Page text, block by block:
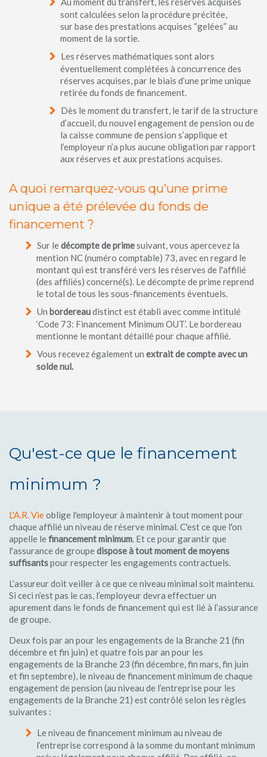
sont calculées selon la procédure précitée,
sur base des prestations acquises “gelées” au
moment de la sortie.
Les réserves mathématiques sont alors
éventuellement complétées à concurrence des
réserves acquises, par le biais d’une prime unique
retirée du fonds de financement.
Dès le moment du transfert, le tarif de la structure
d’accueil, du nouvel engagement de pension ou de
la caisse commune de pension s’applique et
l’employeur n’a plus aucune obligation par rapport
aux réserves et aux prestations acquises.
A quoi remarquez-vous qu’une prime
unique a été prélevée du fonds de
financement ?
Sur ledécompte de primesuivant, vous apercevez la
mention NC (numéro comptable) 73, avec en regard le
montant qui est transféré vers les réserves de l'affilié
(des affiliés) concerné(s). Le décompte de prime reprend
le total de tous les sous-financements éventuels.
Un bordereaudistinct est établi avec comme intitulé
‘Code 73: Financement Minimum OUT’. Le bordereau
mentionne le montant détaillé pour chaque affilié.
Vous recevez également un extrait de compte avec un
solde nul.
Qu'est-ce que le financement
minimum ?
L'A.R. Vieoblige l'employeur à maintenir à tout moment pour
chaque affilié un niveau de réserve minimal. C'est ce que l'on
appelle lefinancement minimum. Et ce pour garantir que
l'assurance de groupedispose à tout moment de moyens
suffisantspour respecter les engagements contractuels.
L’assureur doit veiller à ce que ce niveau minimal soit maintenu.
Si ceci n’est pas le cas, l’employeur devra effectuer un
apurement dans le fonds de financement qui est lié à l’assurance
de groupe.
Deux fois par an pour les engagements de la Branche 21 (fin
décembre et fin juin) et quatre fois par an pour les
engagements de la Branche 23 (fin décembre, fin mars, fin juin
et fin septembre), le niveau de financement minimum de chaque
engagement de pension (au niveau de l’entreprise pour les
engagements de la Branche 21) est contrôlé selon les règles
suivantes :
Le niveau de financement minimum au niveau de
l’entreprise correspond à la somme du montant minimum